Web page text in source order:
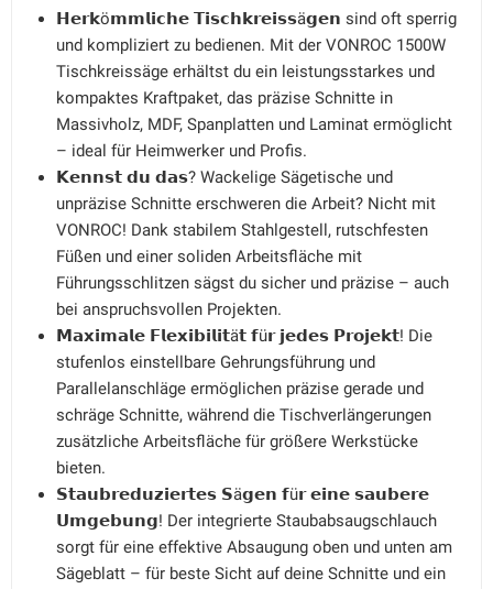
𝗛𝗲𝗿𝗸ö𝗺𝗺𝗹𝗶𝗰𝗵𝗲 𝗧𝗶𝘀𝗰𝗵𝗸𝗿𝗲𝗶𝘀𝘀ä𝗴𝗲𝗻 sind oft sperrig
und kompliziert zu bedienen. Mit der VONROC 1500W
Tischkreissäge erhältst du ein leistungsstarkes und
kompaktes Kraftpaket, das präzise Schnitte in
Massivholz, MDF, Spanplatten und Laminat ermöglicht
– ideal für Heimwerker und Profis.
𝗞𝗲𝗻𝗻𝘀𝘁 𝗱𝘂 𝗱𝗮𝘀? Wackelige Sägetische und
unpräzise Schnitte erschweren die Arbeit? Nicht mit
VONROC! Dank stabilem Stahlgestell, rutschfesten
Füßen und einer soliden Arbeitsfläche mit
Führungsschlitzen sägst du sicher und präzise – auch
bei anspruchsvollen Projekten.
𝗠𝗮𝘅𝗶𝗺𝗮𝗹𝗲 𝗙𝗹𝗲𝘅𝗶𝗯𝗶𝗹𝗶𝘁ä𝘁 𝗳ü𝗿 𝗷𝗲𝗱𝗲𝘀 𝗣𝗿𝗼𝗷𝗲𝗸𝘁! Die
stufenlos einstellbare Gehrungsführung und
Parallelanschläge ermöglichen präzise gerade und
schräge Schnitte, während die Tischverlängerungen
zusätzliche Arbeitsfläche für größere Werkstücke
bieten.
𝗦𝘁𝗮𝘂𝗯𝗿𝗲𝗱𝘂𝘇𝗶𝗲𝗿𝘁𝗲𝘀 𝗦ä𝗴𝗲𝗻 𝗳ü𝗿 𝗲𝗶𝗻𝗲 𝘀𝗮𝘂𝗯𝗲𝗿𝗲
𝗨𝗺𝗴𝗲𝗯𝘂𝗻𝗴! Der integrierte Staubabsaugschlauch
sorgt für eine effektive Absaugung oben und unten am
Sägeblatt – für beste Sicht auf deine Schnitte und ein